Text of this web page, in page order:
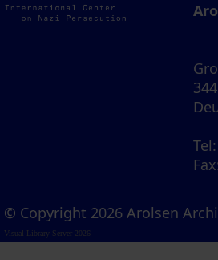
Tel
Fax
© Copyright 2026 Arolsen
Visual Library Server 2026